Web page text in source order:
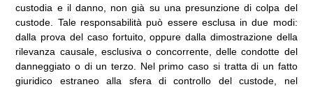
custodia e il danno, non già su una presunzione di colpa del
custode. Tale responsabilità può essere esclusa in due modi:
dalla prova del caso fortuito, oppure dalla dimostrazione della
rilevanza causale, esclusiva o concorrente, delle condotte del
danneggiato o di un terzo. Nel primo caso si tratta di un fatto
giuridico estraneo alla sfera di controllo del custode, nel